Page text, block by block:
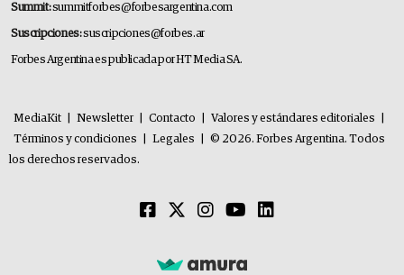
Summit:summitforbes@forbesargentina.com
Suscripciones:suscripciones@forbes.ar
Forbes Argentina es publicada por HT Media SA.
MediaKit Newsletter Contacto Valores y estándares editoriales
Términos y condiciones
Legales
© 2026. Forbes Argentina. Todos
los derechos reservados.